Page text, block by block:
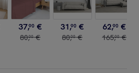
37,90 €
80,00 €
31,90 €
80,00 €
62,90 €
165,00 €